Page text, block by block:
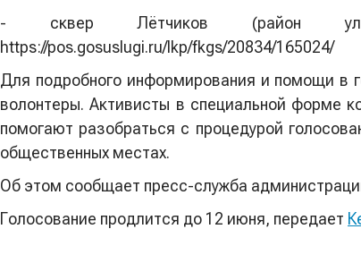
- сквер Лётчиков (район
https://pos.gosuslugi.ru/lkp/fkgs/20834/165024/
Для подробного информирования и помощи в
волонтеры. Активисты в специальной форме
помогают разобраться с процедурой
общественных местах.
Об этом сообщает пресс-служба
Голосование продлится до 12 июня, передает